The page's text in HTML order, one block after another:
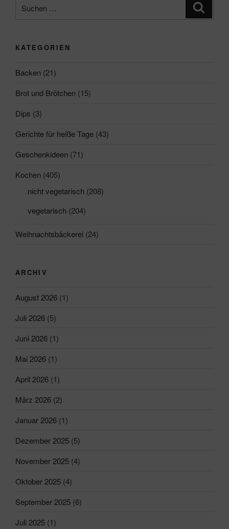
nach:
KATEGORIEN
Backen (21)
Brot und Brötchen (15)
Dips (3)
Gerichte für heiße Tage (43)
Geschenkideen (71)
Kochen (405)
nicht vegetarisch (208)
vegetarisch (204)
Weihnachtsbäckerei (24)
ARCHIV
August 2026 (1)
Juli 2026 (5)
Juni 2026 (1)
Mai 2026 (1)
April 2026 (1)
März 2026 (2)
Januar 2026 (1)
Dezember 2025 (5)
November 2025 (4)
Oktober 2025 (4)
September 2025 (6)
Juli 2025 (1)